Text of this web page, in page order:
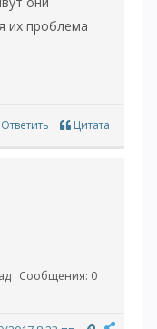
их проблема
Ответить Цитата
Сообщения: 0